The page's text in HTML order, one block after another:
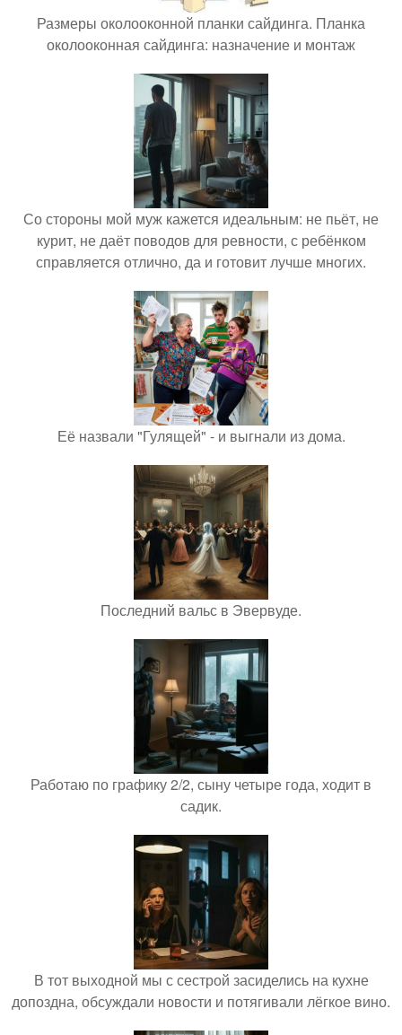
Размеры околооконной планки сайдинга. Планка
околооконная сайдинга: назначение и монтаж
Со стороны мой муж кажется идеальным: не пьёт, не
курит, не даёт поводов для ревности, с ребёнком
справляется отлично, да и готовит лучше многих.
Её назвали "Гулящей" - и выгнали из дома.
Последний вальс в Эвервуде.
Работаю по графику 2/2, сыну четыре года, ходит в
садик.
В тот выходной мы с сестрой засиделись на кухне
допоздна, обсуждали новости и потягивали лёгкое вино.